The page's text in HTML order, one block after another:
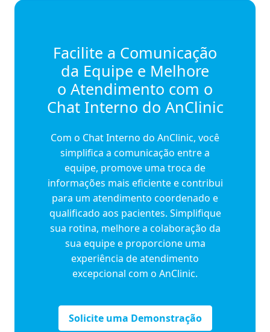
Facilite a Comunicação
da Equipe e Melhore
o Atendimento com o
Chat Interno do AnClinic
Com o Chat Interno do AnClinic, você
simplifica a comunicação entre a
equipe, promove uma troca de
informações mais eficiente e contribui
para um atendimento coordenado e
qualificado aos pacientes. Simplifique
sua rotina, melhore a colaboração da
sua equipe e proporcione uma
experiência de atendimento
excepcional com o AnClinic.
Solicite uma Demonstração